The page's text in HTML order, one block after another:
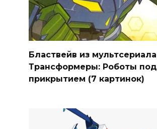
Бластвейв из мультсериала
Трансформеры: Роботы под
прикрытием (7 картинок)